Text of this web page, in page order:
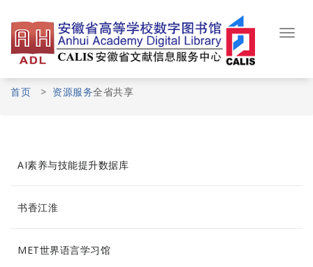
content
首页 > 资源服务全省共享
AI素养与技能提升数据库
书香江淮
MET世界语言学习馆